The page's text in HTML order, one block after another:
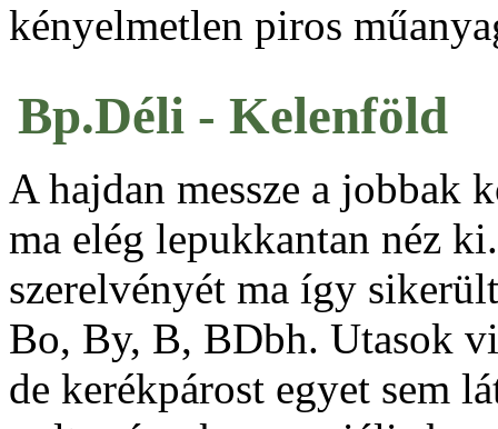
kényelmetlen piros
Bp.Déli - Kelenföld
A hajdan messze a jobbak
ma elég lepukkantan néz
szerelvényét ma így
Bo, By, B, BDbh. Utasok
de kerékpárost egyet sem